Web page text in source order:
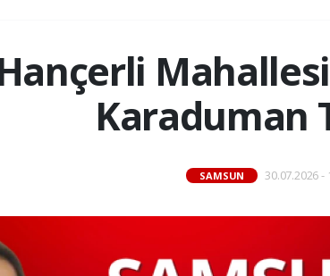
Karaduman
SAMSUN 30.07.2026 -